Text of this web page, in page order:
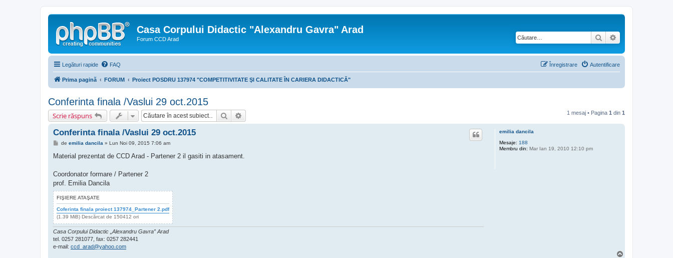
Casa Corpului Didactic "Alexandru Gavra" Arad
Forum CCD Arad Căutare
Legături rapide FAQ Autentificare
Înregistrare
Prima pagină FORUM Proiect POSDRU 137974 "COMPETITIVITATE ŞI CALITATE ÎN CARIERA DIDACTICĂ"
Conferinta finala /Vaslui 29 oct.2015
Scrie răspuns Căutare 1 mesaj • Pagina 1 din 1
emilia dancila
Mesaje: 188
Membru din: Mar Ian 19, 2010 12:10 pm
Conferinta finala /Vaslui 29 oct.2015
M
s
de emilia dancila » Lun Noi 09, 2015 7:06 am
Material prezentat de CCD Arad - Partener 2 il gasiti in atasament.
Coordonator formare / Partener 2
prof. Emilia Dancila
FIŞIERE ATAŞATE
Coferinta finala proiect 137974_Partener 2.pdf
(1.39 MiB) Descărcat de 150412 ori
Casa Corpului Didactic „Alexandru Gavra” Arad
tel. 0257 281077, fax: 0257 282441
e-mail: ccd_arad@yahoo.com